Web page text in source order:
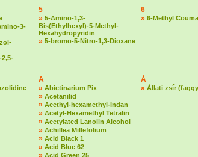
3-
5
» 5-Amino-1,3-
Bis(Ethylhexyl)-5-Methyl-
Hexahydropyridin
» 5-bromo-5-Nitro-1,3-Dioxane
6
» 6-Methyl
A
» Abietinarium Pix
» Acetanilid
» Acethyl-hexamethyl-Indan
» Acetyl-Hexamethyl Tetralin
» Acetylated Lanolin Alcohol
» Achillea Millefolium
» Acid Black 1
» Acid Blue 62
» Acid Green 25
Á
» Állati zsír